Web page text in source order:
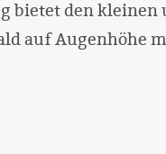
bietet den kleinen
auf Augenhöhe